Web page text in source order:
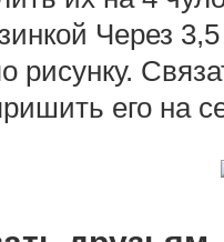
Через
рисунку.
его на